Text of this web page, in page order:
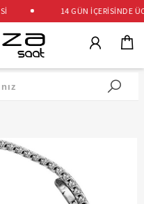
14 GÜN İÇERİSİNDE